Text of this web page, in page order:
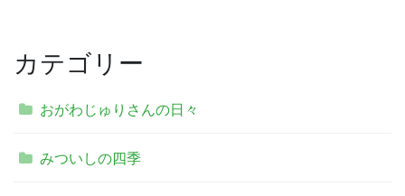
カテゴリー
おがわじゅりさんの日々
みついしの四季